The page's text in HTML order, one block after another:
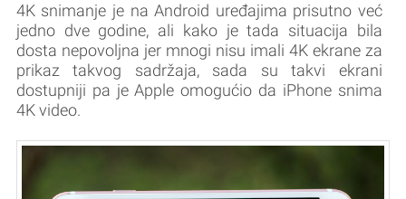
4K snimanje je na Android uređajima prisutno već
jedno dve godine, ali kako je tada situacija bila
dosta nepovoljna jer mnogi nisu imali 4K ekrane za
prikaz takvog sadržaja, sada su takvi ekrani
dostupniji pa je Apple omogućio da iPhone snima
4K video.